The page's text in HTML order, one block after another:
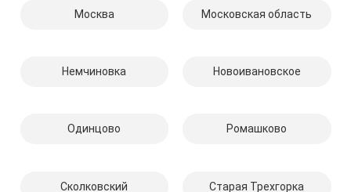
Москва Московская область
Немчиновка Новоивановское
Одинцово Ромашково
Сколковский Старая Трехгорка